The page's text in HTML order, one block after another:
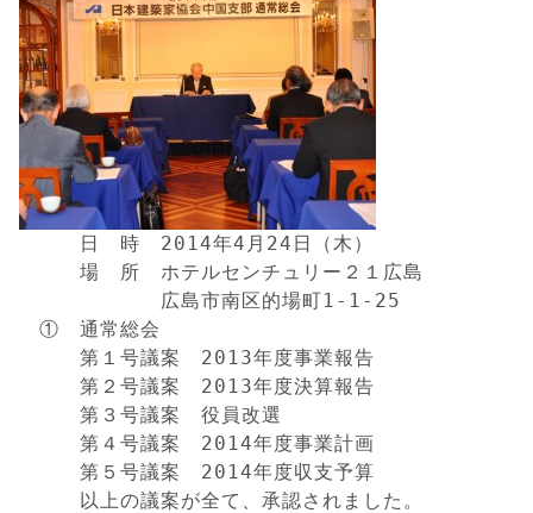
日　時　2014年4月24日（木）
場　所　ホテルセンチュリー２１広島
広島市南区的場町1-1-25
①　通常総会
第１号議案　2013年度事業報告
第２号議案　2013年度決算報告
第３号議案　役員改選
第４号議案　2014年度事業計画
第５号議案　2014年度収支予算
以上の議案が全て、承認されました。